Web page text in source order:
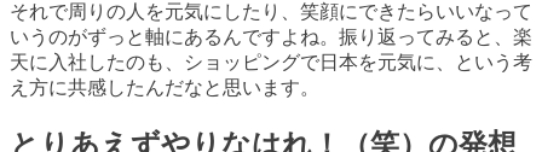
それで周りの人を元気にしたり、笑顔にできたらいいなって
いうのがずっと軸にあるんですよね。振り返ってみると、楽
天に入社したのも、ショッピングで日本を元気に、という考
え方に共感したんだなと思います。
とりあえずやりなはれ！（笑）の発想